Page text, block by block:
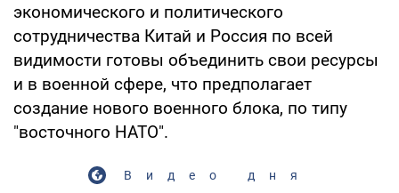
экономического и политического
сотрудничества Китай и Россия по всей
видимости готовы объединить свои ресурсы
и в военной сфере, что предполагает
создание нового военного блока, по типу
"восточного НАТО".
Видео дня